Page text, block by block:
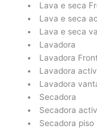
Lava e seca
Lava e seca
Lava e seca
Lavadora
Lavadora
Lavadora
Lavadora
Secadora
Secadora
Secadora piso